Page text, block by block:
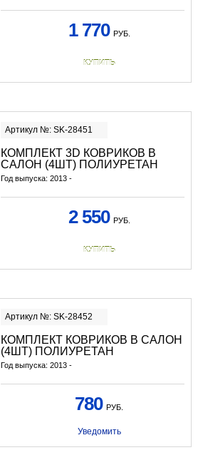
1 770 РУБ.
КУПИТЬ
Артикул №: SK-28451
КОМПЛЕКТ 3D КОВРИКОВ В
САЛОН (4ШТ) ПОЛИУРЕТАН
Год выпуска: 2013 -
2 550 РУБ.
КУПИТЬ
Артикул №: SK-28452
КОМПЛЕКТ КОВРИКОВ В САЛОН
(4ШТ) ПОЛИУРЕТАН
Год выпуска: 2013 -
780 РУБ.
Уведомить